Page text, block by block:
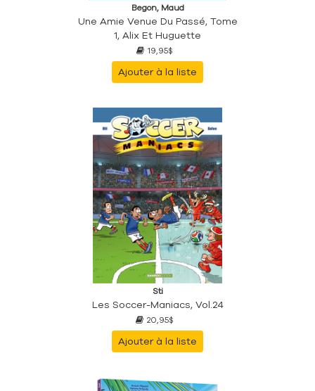
Begon, Maud
Une Amie Venue Du Passé, Tome
1, Alix Et Huguette
19,95$
Ajouter à la liste
Sti
Les Soccer-Maniacs, Vol.24
20,95$
Ajouter à la liste